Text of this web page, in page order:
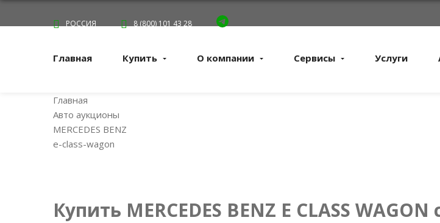
РОССИЯ 8 (800) 101 43 28
Главная
Купить О компании Сервисы Услуги
Главная
Авто аукционы
MERCEDES BENZ
e-class-wagon
Купить MERCEDES BENZ E CLASS